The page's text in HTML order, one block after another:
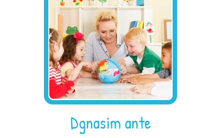
Dgnasim ante